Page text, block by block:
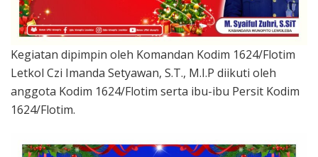
Kegiatan dipimpin oleh Komandan Kodim 1624/Flotim
Letkol Czi Imanda Setyawan, S.T., M.I.P diikuti oleh
anggota Kodim 1624/Flotim serta ibu-ibu Persit Kodim
1624/Flotim.